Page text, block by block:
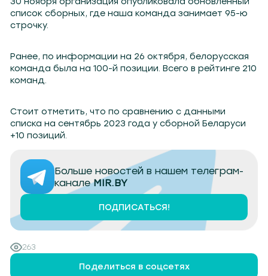
список сборных, где наша команда занимает 95-ю
строчку.
Ранее, по информации на 26 октября, белорусская
команда была на 100-й позиции. Всего в рейтинге 210
команд.
Стоит отметить, что по сравнению с данными
списка на сентябрь 2023 года у сборной Беларуси
+10 позиций.
Больше новостей в нашем телеграм-
каналеMIR.BY
ПОДПИСАТЬСЯ!
263
Поделиться в соцсетях